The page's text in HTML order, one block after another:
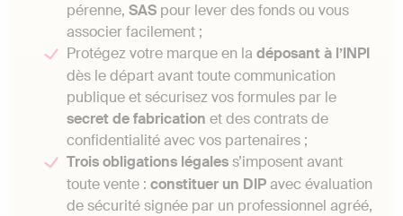
pérenne, SAS pour lever des fonds ou vous
associer facilement ;
Protégez votre marque en la déposant à l’INPI
dès le départ avant toute communication
publique et sécurisez vos formules par le
secret de fabrication et des contrats de
confidentialité avec vos partenaires ;
Trois obligations légaless’imposent avant
toute vente : constituer un DIPavec évaluation
de sécurité signée par un professionnel agréé,